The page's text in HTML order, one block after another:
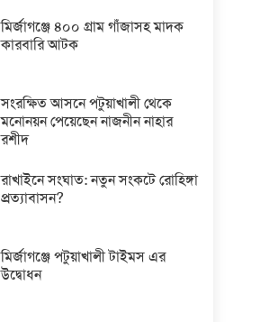
মির্জাগঞ্জে ৪০০ গ্রাম গাঁজাসহ মাদক
কারবারি আটক
সংরক্ষিত আসনে পটুয়াখালী থেকে
মনোনয়ন পেয়েছেন নাজনীন নাহার
রশীদ
রাখাইনে সংঘাত: নতুন সংকটে রোহিঙ্গা
প্রত্যাবাসন?
মির্জাগঞ্জে পটুয়াখালী টাইমস এর
উদ্বোধন